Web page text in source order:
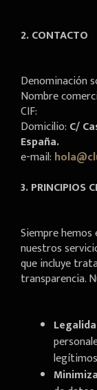
2. CONTACTO
Denominación
Nombre
CIF:
Domicilio: C/
España.
e-mail:
3. PRINCIPIOS
Siempre
nuestros
que incluye
transparencia.